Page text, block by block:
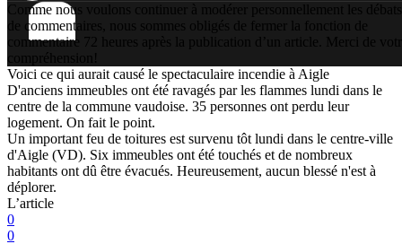
Comme nous voulons continuer à modérer personnellement les débats
de commentaires, nous sommes obligés de fermer la fonction de
commentaire 72 heures après la publication d’un article. Merci de
compréhension!
Voici ce qui aurait causé le spectaculaire incendie à Aigle
D'anciens immeubles ont été ravagés par les flammes lundi dans le
centre de la commune vaudoise. 35 personnes ont perdu leur
logement. On fait le point.
Un important feu de toitures est survenu tôt lundi dans le centre-ville
d'Aigle (VD). Six immeubles ont été touchés et de nombreux
habitants ont dû être évacués. Heureusement, aucun blessé n'est à
déplorer.
L’article
0
0